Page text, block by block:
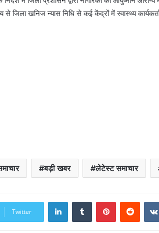
जिला खनिज न्यास निधि से कई केंद्रों में स्वास्थ्य
बड़ी खबर लेटेस्ट समाचार
Twitter
LinkedInTumblr PinterestReddit